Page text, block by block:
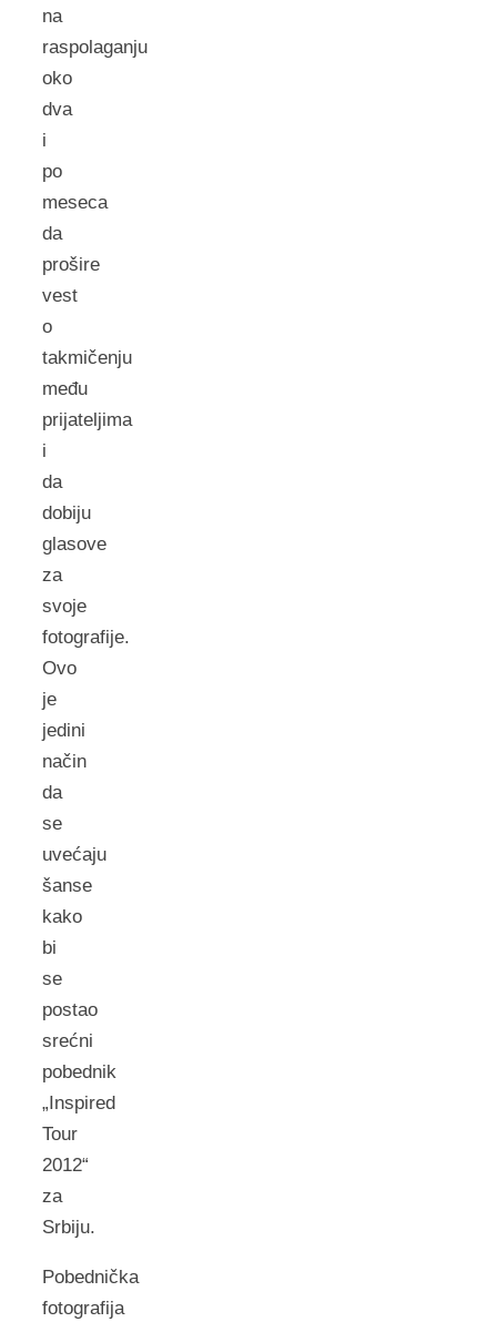
na
raspolaganju
oko
dva
i
po
meseca
da
prošire
vest
o
takmičenju
među
prijateljima
i
da
dobiju
glasove
za
svoje
fotografije.
Ovo
je
jedini
način
da
se
uvećaju
šanse
kako
bi
se
postao
srećni
pobednik
„Inspired
Tour
2012“
za
Srbiju.
Pobednička
fotografija